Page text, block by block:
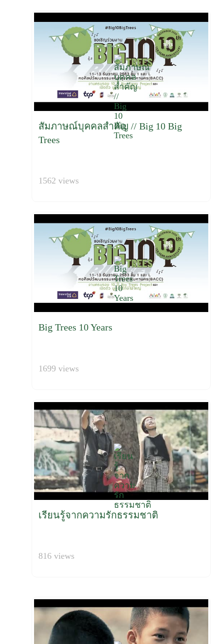
สัมภาษณ์บุคคลสำคัญ // Big 10 Big
Trees
1562 views
Big Trees 10 Years
1699 views
เรียนรู้จากความรักธรรมชาติ
816 views